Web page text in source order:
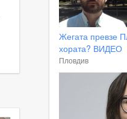
Жегата превзе
хората? ВИДЕО
Пловдив